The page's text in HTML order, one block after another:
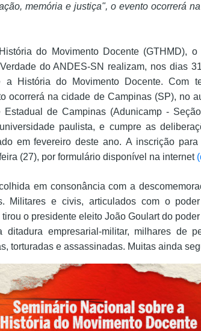
memória e justiça", o evento ocorrerá
do Movimento Docente (GTHMD), o
do ANDES-SN realizam, nos dias
a História do Movimento Docente. Com
ocorrerá na cidade de Campinas (SP), no
Estadual de Campinas (Adunicamp -
paulista, e cumpre as
em fevereiro deste ano. A inscrição
(27), por formulário disponível na internet
em consonância com a
Militares e civis, articulados com o
o presidente eleito João Goulart do
empresarial-militar, milhares de
torturadas e assassinadas. Muitas ainda